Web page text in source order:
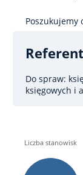
Poszukujemy
Referent
Do spraw:
księgowych i
Liczba stanowisk